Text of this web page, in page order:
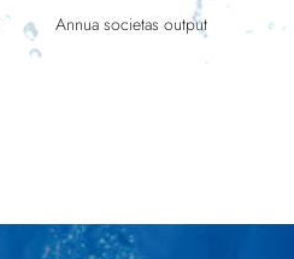
Annua societas output